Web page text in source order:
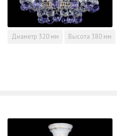
Диаметр 320 мм Высота 380 мм